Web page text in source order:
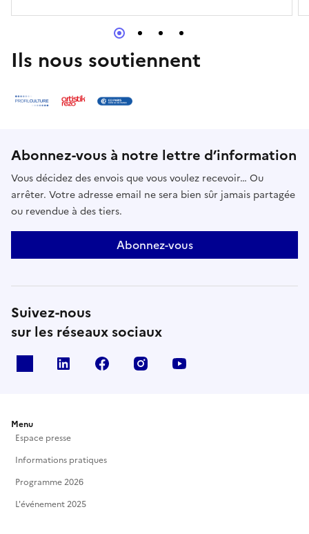
Ils nous soutiennent
Abonnez-vous à notre lettre d’information
Vous décidez des envois que vous voulez recevoir… Ou
arrêter. Votre adresse email ne sera bien sûr jamais partagée
ou revendue à des tiers.
Abonnez-vous
Suivez-nous
sur les réseaux sociaux
Linkedin Facebook Instagram
Menu
Espace presse
Informations pratiques
Programme 2026
L'événement 2025